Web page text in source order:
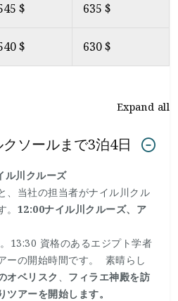
$ 635 $
$ 630 $
Expand all
ソールまで3泊4日
ル川クルーズ
、当社の担当者がナイル川クル
12:00ナイル川クルーズ、ア
13:30 資格のあるエジプト学者
ーの開始時間です。 素晴らし
オベリスク 、 フィラエ神殿を訪
ツアーを開始します。